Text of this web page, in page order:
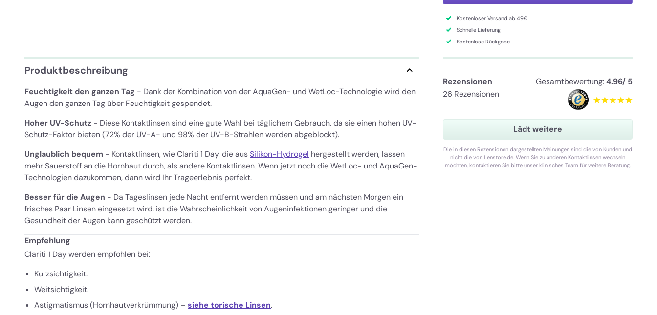
Produktbeschreibung
Feuchtigkeit den ganzen Tag - Dank der Kombination von der AquaGen- und WetLoc-Technologie wird den
Augen den ganzen Tag über Feuchtigkeit gespendet.
Hoher UV-Schutz - Diese Kontaktlinsen sind eine gute Wahl bei täglichem Gebrauch, da sie einen hohen UV-
Schutz-Faktor bieten (72% der UV-A- und 98% der UV-B-Strahlen werden abgeblockt).
Unglaublich bequem - Kontaktlinsen, wie Clariti 1 Day, die ausSilikon-Hydrogel hergestellt werden, lassen
mehr Sauerstoff an die Hornhaut durch, als andere Kontaktlinsen. Wenn jetzt noch die WetLoc- und AquaGen-
Technologien dazukommen, dann wird Ihr Trageerlebnis perfekt.
Besser für die Augen - Da Tageslinsen jede Nacht entfernt werden müssen und am nächsten Morgen ein
frisches Paar Linsen eingesetzt wird, ist die Wahrscheinlichkeit von Augeninfektionen geringer und die
Gesundheit der Augen kann geschützt werden.
Empfehlung
Clariti 1 Day werden empfohlen bei:
Kurzsichtigkeit.
Weitsichtigkeit.
Astigmatismus (Hornhautverkrümmung) – siehe torische Linsen.
Kostenloser Versand ab 49€
Schnelle Lieferung
Kostenlose Rückgabe
Rezensionen
26 Rezensionen
Gesamtbewertung:4.96/ 5
Lädt weitere
Die in diesen Rezensionen dargestellten Meinungen sind die von Kunden und
nicht die von Lenstore.de. Wenn Sie zu anderen Kontaktlinsen wechseln
möchten, kontaktieren Sie bitte unser klinisches Team für weitere Beratung.